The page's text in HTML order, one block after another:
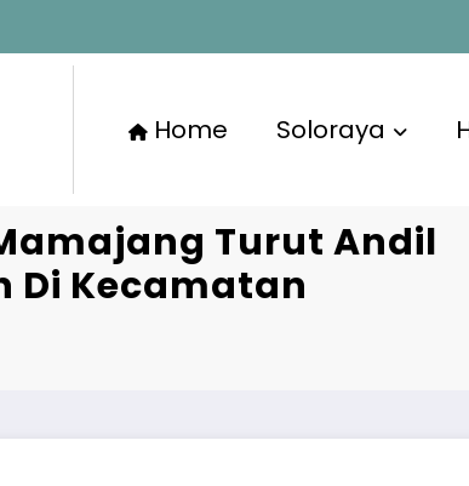
Home Soloraya
Turut Andil
Di Kecamatan